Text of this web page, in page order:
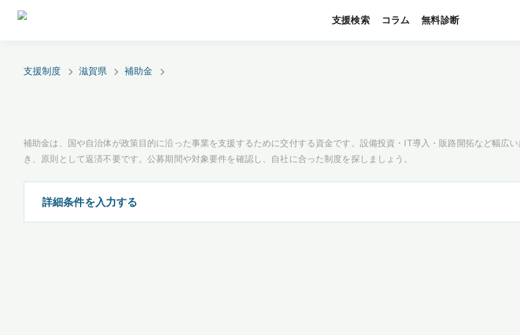
支援検索 コラム 無料診断
支援制度 滋賀県 補助金
補助金は、国や自治体が政策目的に沿った事業を支援するために交付する資金です。設備投資・IT導入・販路開拓など幅広
き、原則として返済不要です。公募期間や対象要件を確認し、自社に合った制度を探しましょう。
詳細条件を入力する